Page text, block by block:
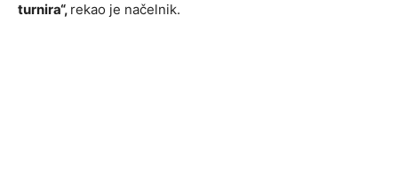
turnira“, rekao je načelnik.